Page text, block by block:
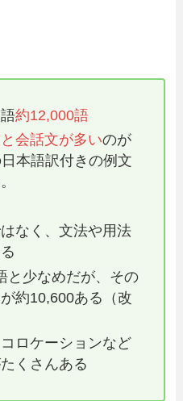
約12,000語
会話文が多いのが
本語訳付きの例文
なく、文法や用法
と少なめだが、その
約10,600ある（改
ロケーションなど
くさんある